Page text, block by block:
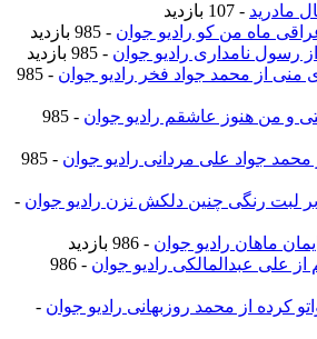
مادرید - 107 بازدید
ماه من کو رادیو جوان - 985 بازدید
از رسول نامداری رادیو جوان - 985 بازدید
منی از محمد جواد فخر رادیو جوان
- 985
و من هنوز عاشقم رادیو جوان
- 985
محمد جواد علی مردانی رادیو جوان
- 985
بر لبت رنگی چنین دلکش نزن رادیو جوان -
ماهان رادیو جوان - 986 بازدید
از علی عبدالمالکی رادیو جوان
- 986
کرده از محمد روزبهانی رادیو جوان -